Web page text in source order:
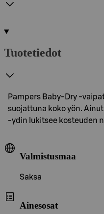
Tuotetiedot
Pampers Baby-Dry -
suojattuna koko yön.
-ydin lukitsee kosteuden
Valmistusmaa
Saksa
Ainesosat